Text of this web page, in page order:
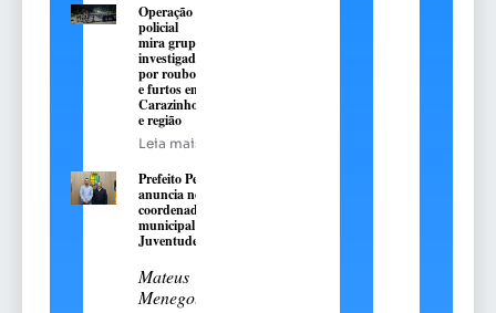
Operação
policial
mira grupo
investigado
por roubos
e furtos em
Carazinho
e região
Leia mais
Prefeito Pedro
anuncia novo
coordenador
municipal da
Juventude
Mateus
Menegotto